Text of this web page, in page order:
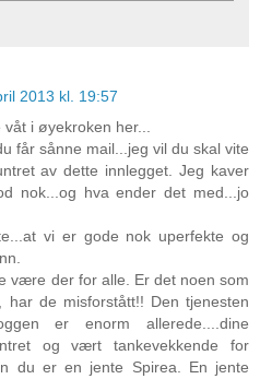
2013 kl. 19:57
i øyekroken her...
får sånne mail...jeg vil du skal vite
av dette innlegget. Jeg kaver
nok...og hva ender det med...jo
vi er gode nok uperfekte og
være der for alle. Er det noen som
de misforstått!! Den tjenesten
er enorm allerede....dine
og vært tankevekkende for
du er en jente Spirea. En jente